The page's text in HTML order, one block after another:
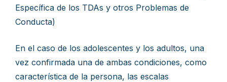
Específica de los TDAs y otros Problemas de
Conducta)
En el caso de los adolescentes y los adultos, una
vez confirmada una de ambas condiciones, como
característica de la persona, las escalas